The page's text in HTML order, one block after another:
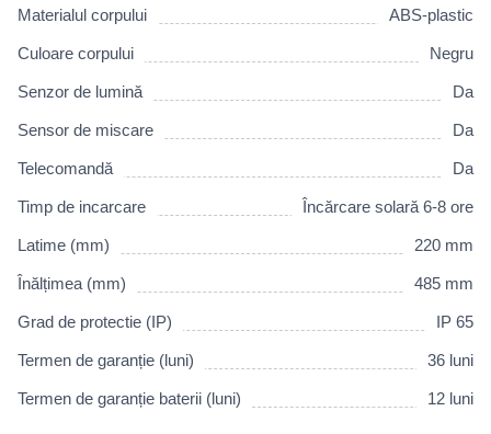
Materialul corpului ABS-plastic
Culoare corpului Negru
Senzor de lumină Da
Sensor de miscare Da
Telecomandă Da
Timp de incarcare Încărcare solară 6-8 ore
Latime (mm) 220 mm
Înălțimea (mm) 485 mm
Grad de protectie (IP) IP 65
Termen de garanție (luni) 36 luni
Termen de garanție baterii (luni) 12 luni